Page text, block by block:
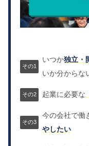
いつか独立・
いか分からな
起業に必要な
今の会社で働
やしたい